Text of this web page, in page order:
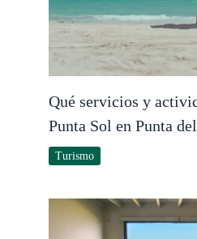
Qué servicios y
Punta Sol en Punta
Turismo